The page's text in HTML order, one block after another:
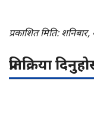
प्रकाशित मिति:
प्रतिक्रिया